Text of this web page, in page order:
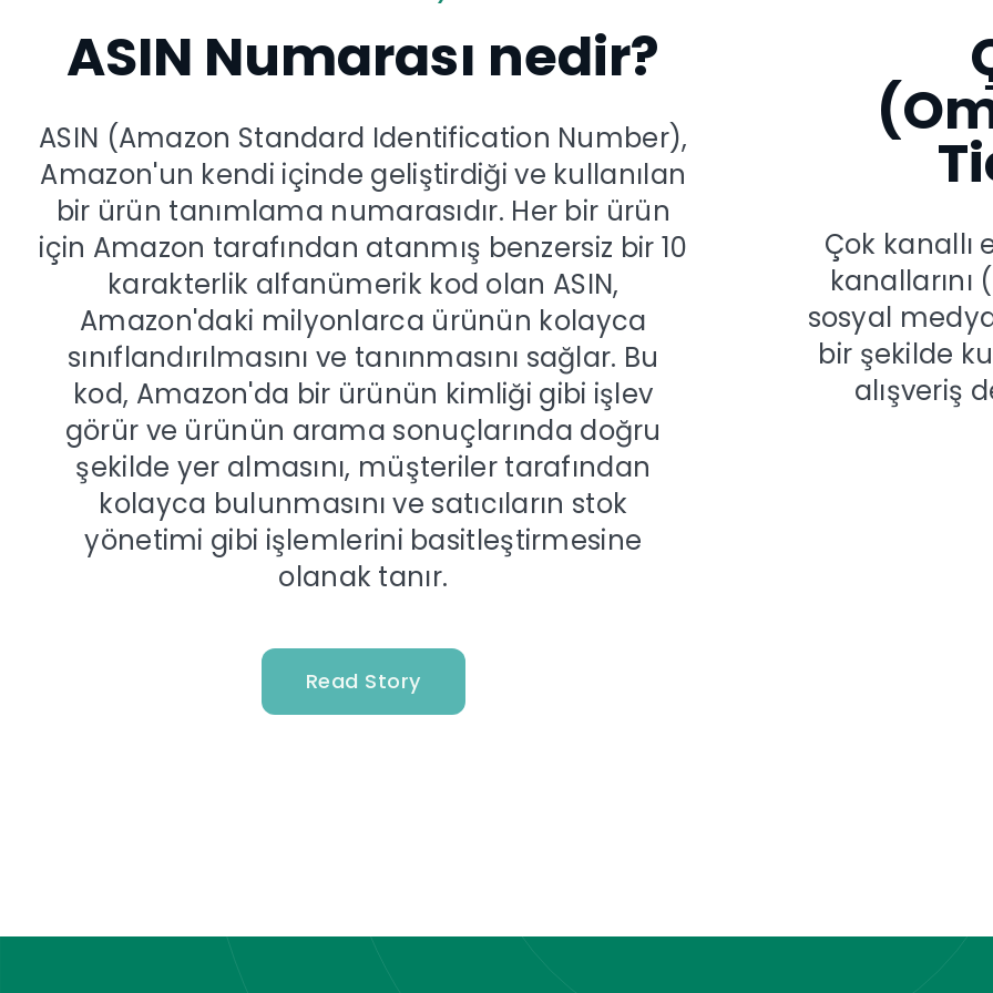
ASIN Numarası nedir?
ASIN (Amazon Standard Identification Number),
Amazon'un kendi içinde geliştirdiği ve kullanılan
bir ürün tanımlama numarasıdır. Her bir ürün
için Amazon tarafından atanmış benzersiz bir 10
karakterlik alfanümerik kod olan ASIN,
Amazon'daki milyonlarca ürünün kolayca
sınıflandırılmasını ve tanınmasını sağlar. Bu
kod, Amazon'da bir ürünün kimliği gibi işlev
görür ve ürünün arama sonuçlarında doğru
şekilde yer almasını, müşteriler tarafından
kolayca bulunmasını ve satıcıların stok
yönetimi gibi işlemlerini basitleştirmesine
olanak tanır.
Read Story
Çok kanallı
sosyal
bir şekilde
alışveriş